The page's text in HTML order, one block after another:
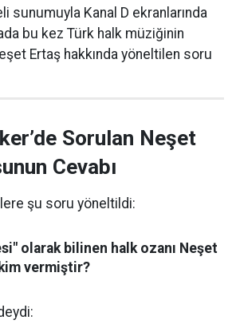
sunumuyla Kanal D ekranlarında
bu kez Türk halk müziğinin
Ertaş hakkında yöneltilen soru
Sorulan Neşet
Cevabı
şu soru yöneltildi:
olarak bilinen halk ozanı Neşet
kim vermiştir?